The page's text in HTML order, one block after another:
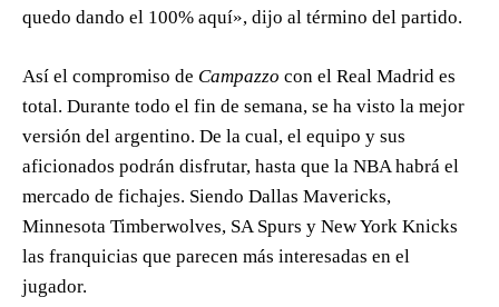
quedo dando el 100% aquí», dijo al término del partido.
Así el compromiso de Campazzo con el Real Madrid es
total. Durante todo el fin de semana, se ha visto la mejor
versión del argentino. De la cual, el equipo y sus
aficionados podrán disfrutar, hasta que la NBA habrá el
mercado de fichajes. Siendo Dallas Mavericks,
Minnesota Timberwolves, SA Spurs y New York Knicks
las franquicias que parecen más interesadas en el
jugador.